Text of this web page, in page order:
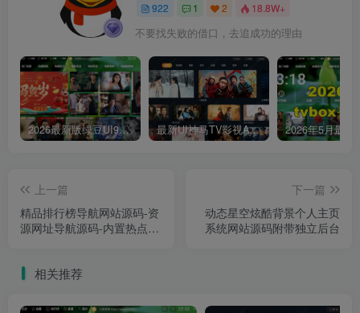
922 1 2 18.8W+
不要找失败的借口，去追成功的理由
2026最新版绿豆UI9双端影视APP源码 最新UI神马TV影视APP源码 乐檬影视苹果CMS后台 包含前后端源码
上一篇
精品排行榜导航网站源码-资
源网址导航源码-内置热点热
下一篇
动态星空炫酷背景个人主页
系统网站源码附带独立后台
相关推荐